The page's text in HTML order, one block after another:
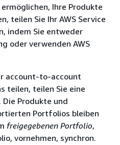
Ihre Produkte
teilen Sie Ihr AWS Service
indem Sie entweder
oder verwenden AWS
account-to-account
teilen, teilen Sie eine
Produkte und
Portfolios bleiben
freigegebenen Portfolio,
vornehmen, synchron.